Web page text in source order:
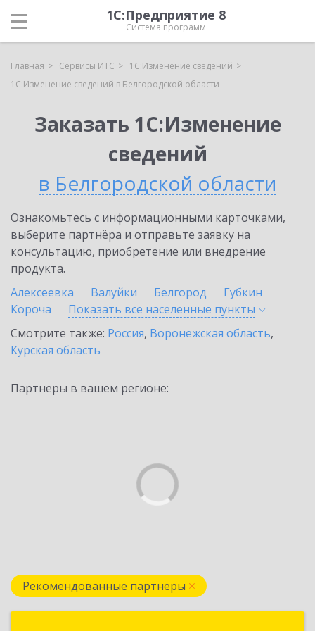
1С:Предприятие 8
Система программ
Главная Сервисы ИТС
1С:Изменение сведений
1С:Изменение сведений в Белгородской области
Заказать 1С:Изменение
сведений
в Белгородской области
Ознакомьтесь с информационными карточками,
выберите партнёра и отправьте заявку на
консультацию, приобретение или внедрение
продукта.
Алексеевка
Валуйки Белгород
Губкин
Короча
Показать все населенные пункты
Смотрите также: Россия, Воронежская область,
Курская область
Партнеры в вашем регионе:
Рекомендованные партнеры